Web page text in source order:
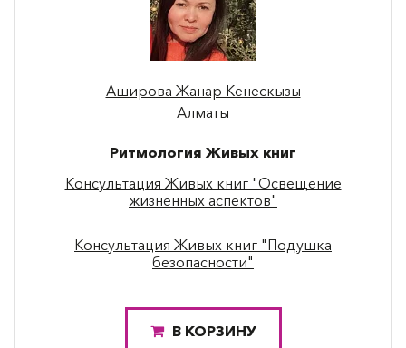
Аширова Жанар Кенескызы
Алматы
Ритмология Живых книг
Консультация Живых книг "Освещение
жизненных аспектов"
Консультация Живых книг "Подушка
безопасности"
В КОРЗИНУ